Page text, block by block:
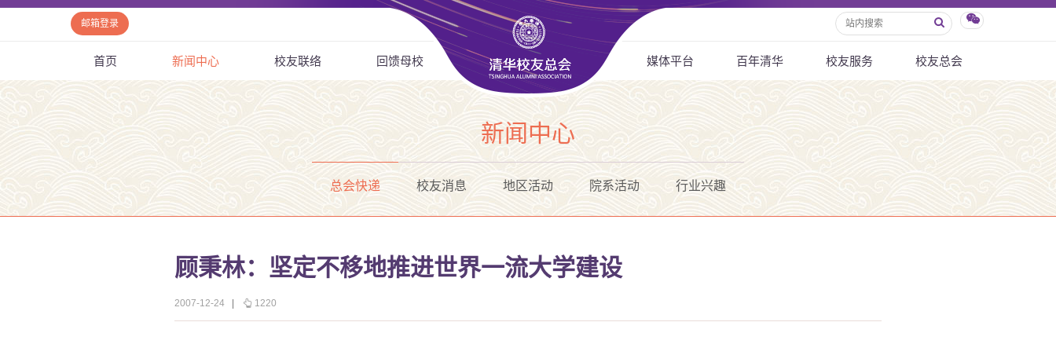
邮箱登录
首页 新闻中心 校友联络 回馈母校 媒体平台 百年清华 校友服务 校友总会
新闻中心
总会快递 校友消息 地区活动 院系活动 行业兴趣
顾秉林：坚定不移地推进世界一流大学建设
2007-12-24 1220